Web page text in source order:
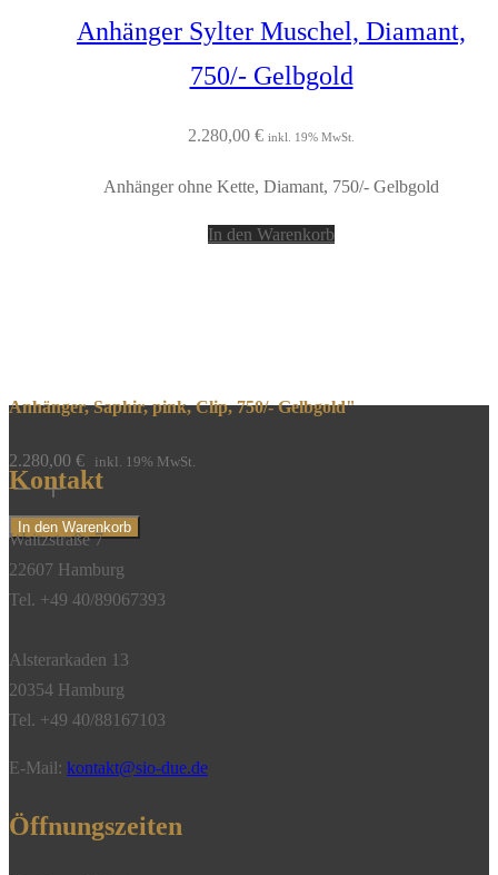
Anhänger Sylter Muschel, Diamant,
750/- Gelbgold
2.280,00 € inkl. 19% MwSt.
Anhänger ohne Kette, Diamant, 750/- Gelbgold
In den Warenkorb
Anhänger, Saphir, pink, Clip, 750/- Gelbgold"
2.280,00 € inkl. 19% MwSt.
Anhänger,
Saphir,
pink,
Clip,
750/-
Menge
In den Warenkorb
Kontakt
Waitzstraße 7
22607 Hamburg
Tel. +49 40/89067393
Alsterarkaden 13
20354 Hamburg
Tel. +49 40/88167103
E-Mail: kontakt@sio-due.de
Öffnungszeiten